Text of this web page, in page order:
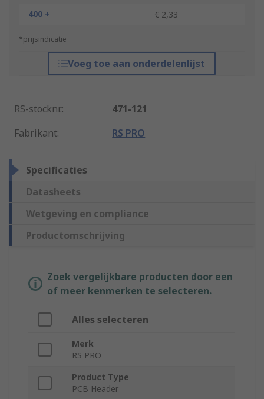
400 +
€ 2,33
*prijsindicatie
Voeg toe aan onderdelenlijst
RS-stocknr.:
471-121
Fabrikant: RS PRO
Specificaties
Datasheets
Wetgeving en compliance
Productomschrijving
Zoek vergelijkbare producten door een
of meer kenmerken te selecteren.
Alles selecteren
Merk
RS PRO
Product Type
PCB Header